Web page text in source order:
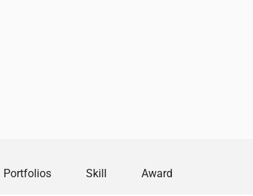
Portfolios Skill Award